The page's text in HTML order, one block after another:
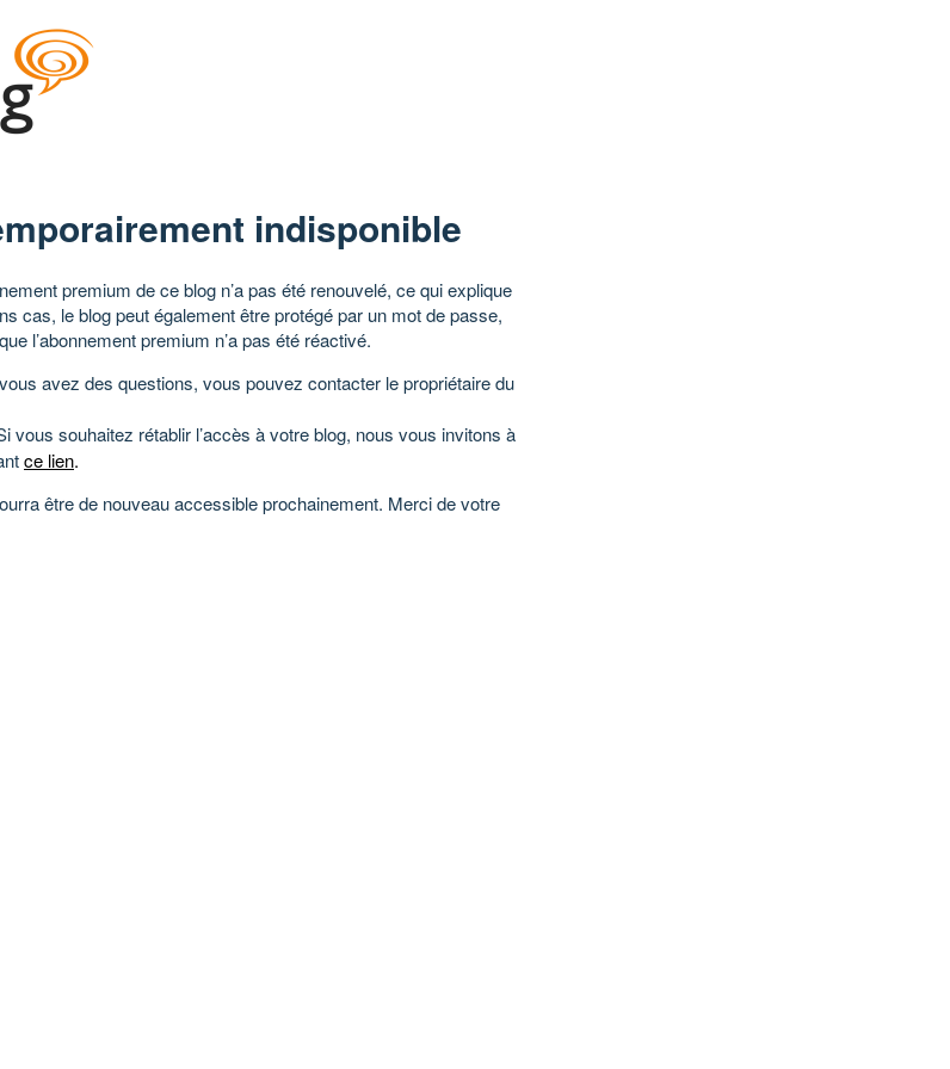
indisponible
premium de ce blog n’a pas été renouvelé, ce qui explique
cas, le blog peut également être protégé par un mot de passe,
l’abonnement premium n’a pas été réactivé.
avez des questions, vous pouvez contacter le propriétaire du
vous souhaitez rétablir l’accès à votre blog, nous vous invitons à
ce lien.
être de nouveau accessible prochainement. Merci de votre